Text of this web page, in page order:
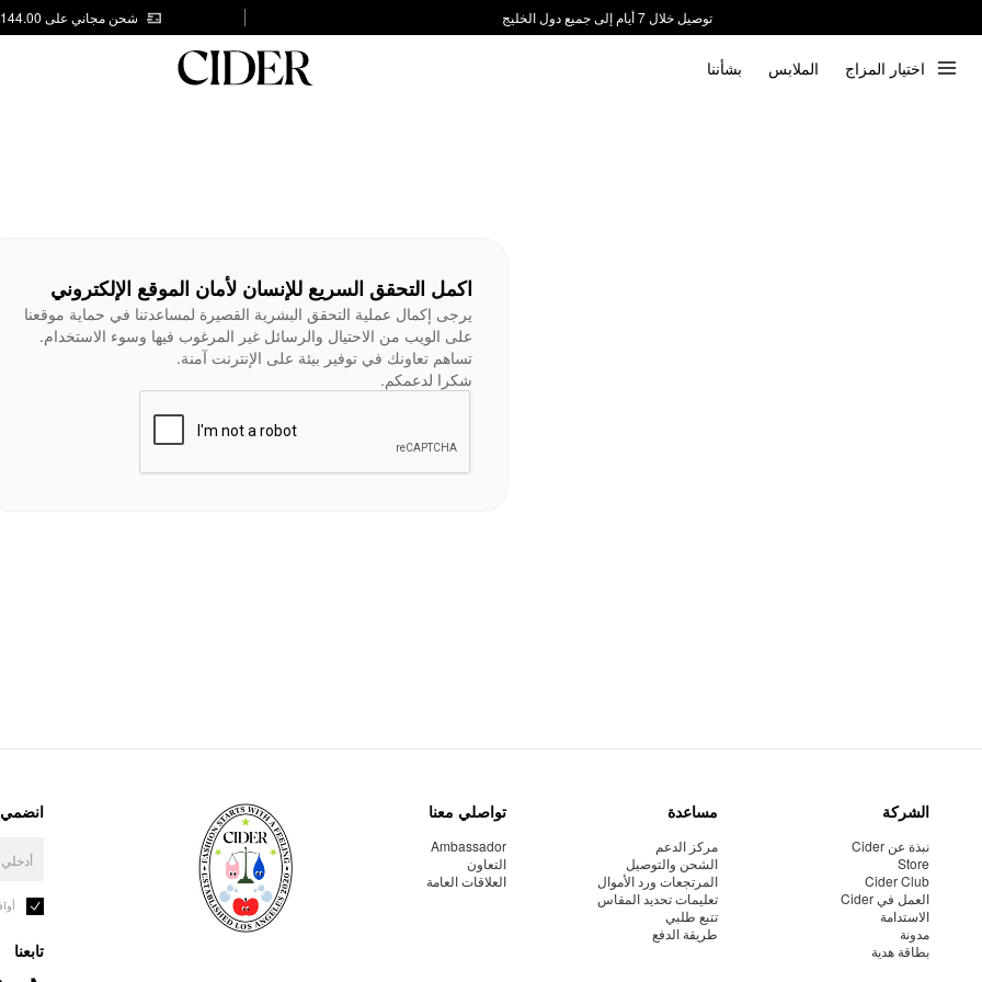
توصيل خلال 7 أيام إلى جميع دول الخليج
شحن مجاني على AED 144.00
اختيار المزاج الملابس بشأننا
اكمل التحقق السريع للإنسان لأمان الموقع الإلكتروني
يرجى إكمال عملية التحقق البشرية القصيرة لمساعدتنا في حماية موقعنا
على الويب من الاحتيال والرسائل غير المرغوب فيها وسوء الاستخدام.
تساهم تعاونك في توفير بيئة على الإنترنت آمنة.
شكرا لدعمكم.
الشركة
نبذة عن Cider
Store
Cider Club
العمل في Cider
الاستدامة
مدونة
بطاقة هدية
مساعدة
مركز الدعم
الشحن والتوصيل
المرتجعات ورد الأموال
تعليمات تحديد المقاس
تتبع طلبي
طريقة الدفع
تواصلي معنا
Ambassador
التعاون
العلاقات العامة
انضمي
تابعنا